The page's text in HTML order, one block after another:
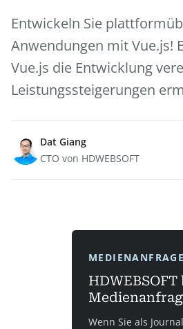
Entwickeln Sie
Anwendungen mit Vue.js!
Vue.js die Entwicklung
Leistungssteigerungen
Dat Giang
CTO von HDWEBSOFT
Wenn Sie als